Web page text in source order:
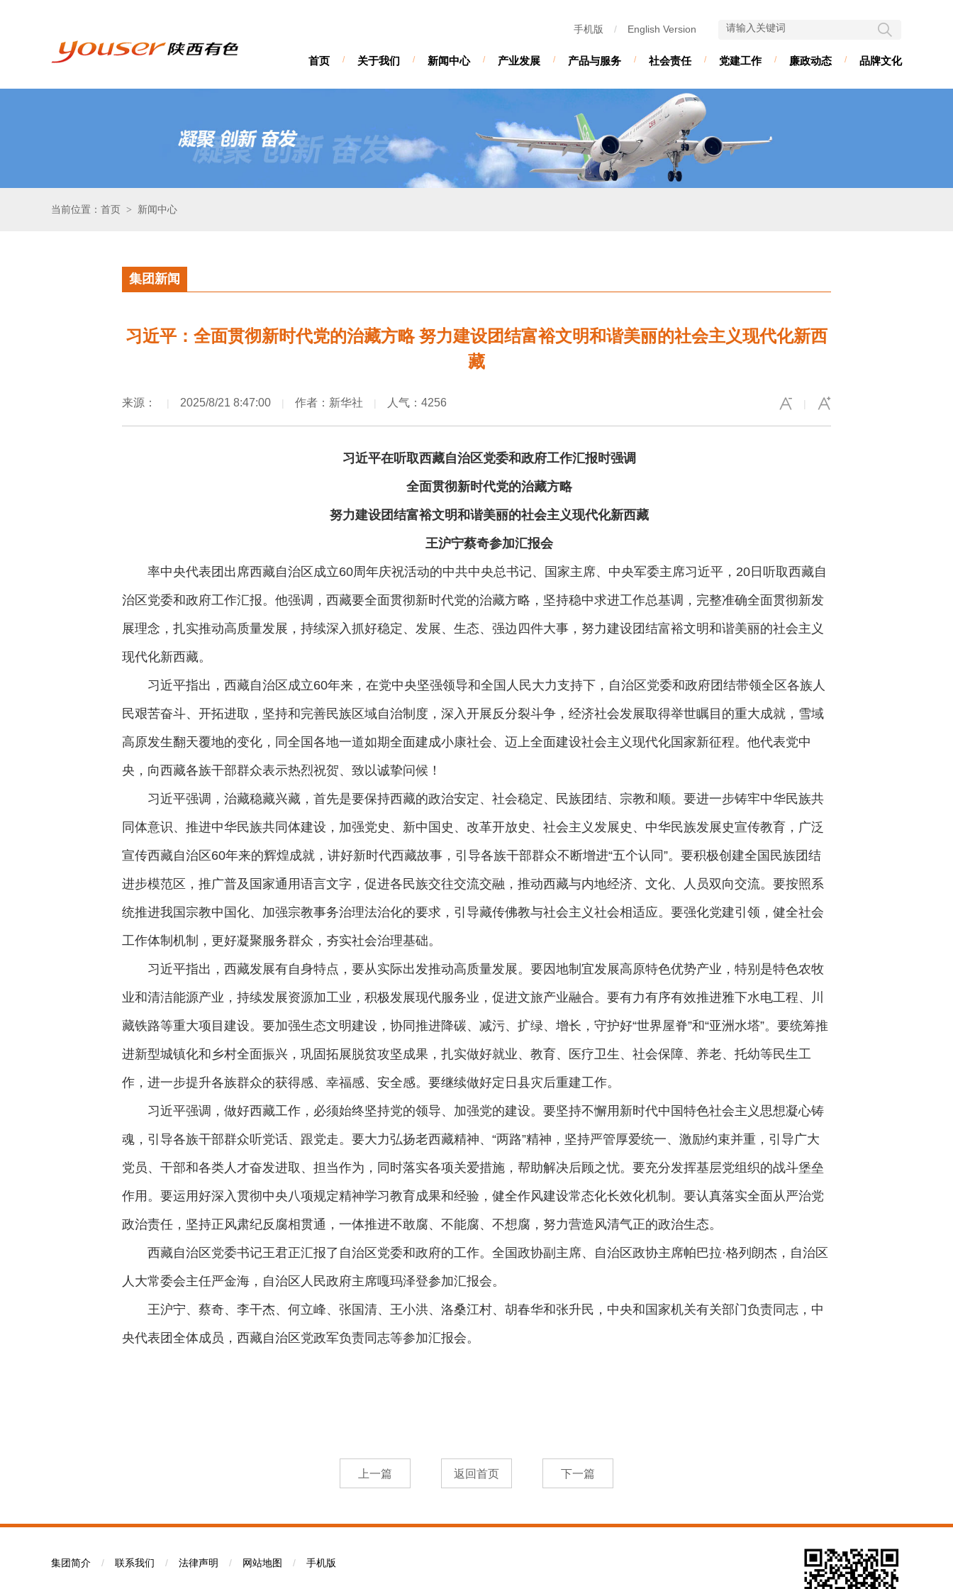
手机版 / English Version
首页 / 关于我们 / 新闻中心 / 产业发展 / 产品与服务 / 社会责任 / 党建工作 / 廉政动态 / 品牌文化
当前位置：首页 > 新闻中心
集团新闻
习近平：全面贯彻新时代党的治藏方略 努力建设团结富裕文明和谐美丽的社会主义现代化新西
藏
|
来源： | 2025/8/21 8:47:00 | 作者：新华社 | 人气：4256
习近平在听取西藏自治区党委和政府工作汇报时强调
全面贯彻新时代党的治藏方略
努力建设团结富裕文明和谐美丽的社会主义现代化新西藏
王沪宁蔡奇参加汇报会
率中央代表团出席西藏自治区成立60周年庆祝活动的中共中央总书记、国家主席、中央军委主席习近平，20日听取西藏自
治区党委和政府工作汇报。他强调，西藏要全面贯彻新时代党的治藏方略，坚持稳中求进工作总基调，完整准确全面贯彻新发
展理念，扎实推动高质量发展，持续深入抓好稳定、发展、生态、强边四件大事，努力建设团结富裕文明和谐美丽的社会主义
现代化新西藏。
习近平指出，西藏自治区成立60年来，在党中央坚强领导和全国人民大力支持下，自治区党委和政府团结带领全区各族人
民艰苦奋斗、开拓进取，坚持和完善民族区域自治制度，深入开展反分裂斗争，经济社会发展取得举世瞩目的重大成就，雪域
高原发生翻天覆地的变化，同全国各地一道如期全面建成小康社会、迈上全面建设社会主义现代化国家新征程。他代表党中
央，向西藏各族干部群众表示热烈祝贺、致以诚挚问候！
习近平强调，治藏稳藏兴藏，首先是要保持西藏的政治安定、社会稳定、民族团结、宗教和顺。要进一步铸牢中华民族共
同体意识、推进中华民族共同体建设，加强党史、新中国史、改革开放史、社会主义发展史、中华民族发展史宣传教育，广泛
宣传西藏自治区60年来的辉煌成就，讲好新时代西藏故事，引导各族干部群众不断增进“五个认同”。要积极创建全国民族团结
进步模范区，推广普及国家通用语言文字，促进各民族交往交流交融，推动西藏与内地经济、文化、人员双向交流。要按照系
统推进我国宗教中国化、加强宗教事务治理法治化的要求，引导藏传佛教与社会主义社会相适应。要强化党建引领，健全社会
工作体制机制，更好凝聚服务群众，夯实社会治理基础。
习近平指出，西藏发展有自身特点，要从实际出发推动高质量发展。要因地制宜发展高原特色优势产业，特别是特色农牧
业和清洁能源产业，持续发展资源加工业，积极发展现代服务业，促进文旅产业融合。要有力有序有效推进雅下水电工程、川
藏铁路等重大项目建设。要加强生态文明建设，协同推进降碳、减污、扩绿、增长，守护好“世界屋脊”和“亚洲水塔”。要统筹推
进新型城镇化和乡村全面振兴，巩固拓展脱贫攻坚成果，扎实做好就业、教育、医疗卫生、社会保障、养老、托幼等民生工
作，进一步提升各族群众的获得感、幸福感、安全感。要继续做好定日县灾后重建工作。
习近平强调，做好西藏工作，必须始终坚持党的领导、加强党的建设。要坚持不懈用新时代中国特色社会主义思想凝心铸
魂，引导各族干部群众听党话、跟党走。要大力弘扬老西藏精神、“两路”精神，坚持严管厚爱统一、激励约束并重，引导广大
党员、干部和各类人才奋发进取、担当作为，同时落实各项关爱措施，帮助解决后顾之忧。要充分发挥基层党组织的战斗堡垒
作用。要运用好深入贯彻中央八项规定精神学习教育成果和经验，健全作风建设常态化长效化机制。要认真落实全面从严治党
政治责任，坚持正风肃纪反腐相贯通，一体推进不敢腐、不能腐、不想腐，努力营造风清气正的政治生态。
西藏自治区党委书记王君正汇报了自治区党委和政府的工作。全国政协副主席、自治区政协主席帕巴拉·格列朗杰，自治区
人大常委会主任严金海，自治区人民政府主席嘎玛泽登参加汇报会。
王沪宁、蔡奇、李干杰、何立峰、张国清、王小洪、洛桑江村、胡春华和张升民，中央和国家机关有关部门负责同志，中
央代表团全体成员，西藏自治区党政军负责同志等参加汇报会。
集团简介 / 联系我们 / 法律声明 / 网站地图 / 手机版